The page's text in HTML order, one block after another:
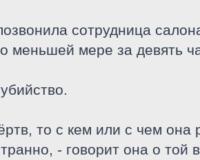
сотрудница
меньшей мере за девять
то с кем или с чем она
- говорит она о той